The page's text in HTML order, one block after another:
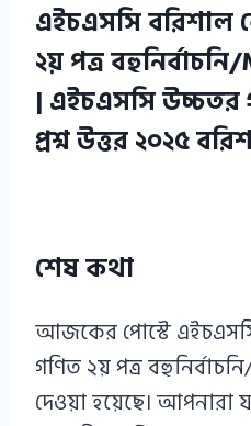
এইচএসসি বরিশাল
২য় পত্র
| এইচএসসি উচ্চতর
প্রশ্ন উত্তর ২০২৫
শেষ কথা
আজকের পোস্টে
গণিত ২য় পত্র
দেওয়া হয়েছে। আপনারা